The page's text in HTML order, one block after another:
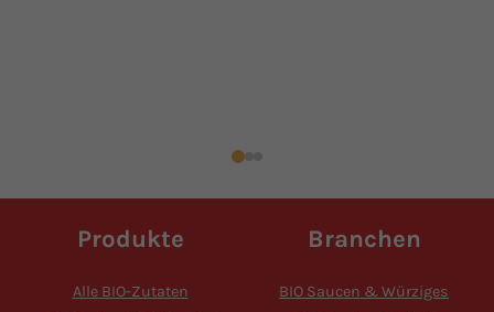
Produkte
Alle BIO-Zutaten
Branchen
BIO Saucen & Würziges